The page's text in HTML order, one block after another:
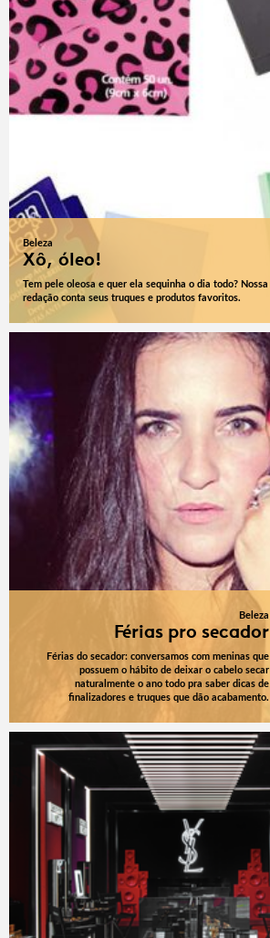
Beleza
Xô, óleo!
Tem pele oleosa e quer ela sequinha o dia todo? Nossa
redação conta seus truques e produtos favoritos.
Beleza
Férias pro secador
Férias do secador: conversamos com meninas que
possuem o hábito de deixar o cabelo secar
naturalmente o ano todo pra saber dicas de
finalizadores e truques que dão acabamento.